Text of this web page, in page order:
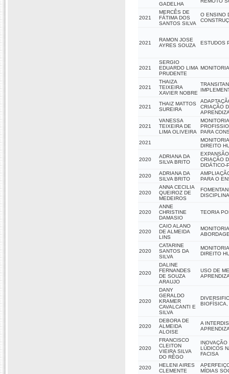
GADELHA
2021
MERCÊS DE
FÁTIMA DOS
SANTOS SILVA
O ENSINO
2021
RAMON JOSE
AYRES SOUZA
ESTUDOS
2021
SERGIO
EDUARDO LIMA
PRUDENTE
2021
THAIZA
TEIXEIRA
XAVIER NOBRE
2021
THAIZ MATTOS
SUREIRA
CRIAÇÃO
2021
VANESSA
TEIXEIRA DE
LIMA OLIVEIRA
PARA
2021
DIREITO
2020
ADRIANA DA
SILVA BRITO
CRIAÇÃO
DIDÁTICO-
2020
ADRIANA DA
SILVA BRITO
PARA O
2020
ANNA CECILIA
QUEIROZ DE
MEDEIROS
2020
ANNE
CHRISTINE
DAMASIO
TEORIA
2020
CAIO ALANO
DE ALMEIDA
LINS
2020
CATARINE
SANTOS DA
SILVA
DIREITO
2020
DALINE
FERNANDES
DE SOUZA
ARAUJO
USO DE
2020
DANY
GERALDO
KRAMER
CAVALCANTI E
SILVA
BIOFÍSICA,
2020
DEBORA DE
ALMEIDA
ALOISE
A
2020
FRANCISCO
CLEITON
VIEIRA SILVA
DO RÊGO
LÚDICOS
FACISA
2020
HELENI AIRES
CLEMENTE
MÍDIAS